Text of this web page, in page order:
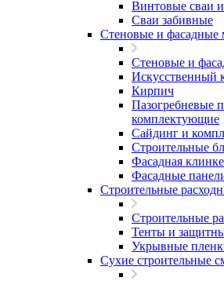
Винтовые сваи
Сваи забивные
Стеновые и фасадные
Стеновые и
Искусственный
Кирпич
Пазогребневые
комплектующие
Сайдинг и
Строительные
Фасадная
Фасадные
Строительные
Строительные
Тенты и
Укрывные
Сухие строительные